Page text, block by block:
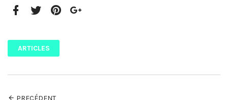
ARTICLES
PRECÉDENT